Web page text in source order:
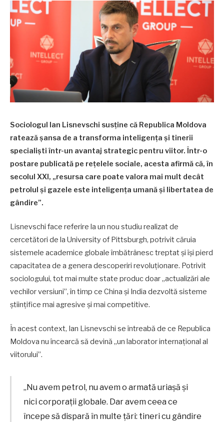
Sociologul Ian Lisnevschi susține că Republica Moldova
ratează șansa de a transforma inteligența și tinerii
specialiști într-un avantaj strategic pentru viitor. Într-o
postare publicată pe rețelele sociale, acesta afirmă că, în
secolul XXI, „resursa care poate valora mai mult decât
petrolul și gazele este inteligența umană și libertatea de
gândire”.
Lisnevschi face referire la un nou studiu realizat de
cercetători de la University of Pittsburgh, potrivit căruia
sistemele academice globale îmbătrânesc treptat și își pierd
capacitatea de a genera descoperiri revoluționare. Potrivit
sociologului, tot mai multe state produc doar „actualizări ale
vechilor versiuni”, în timp ce China și India dezvoltă sisteme
științifice mai agresive și mai competitive.
În acest context, Ian Lisnevschi se întreabă de ce Republica
Moldova nu încearcă să devină „un laborator internațional al
viitorului”.
„Nu avem petrol, nu avem o armată uriașă și
nici corporații globale. Dar avem ceea ce
începe să dispară în multe țări: tineri cu gândire